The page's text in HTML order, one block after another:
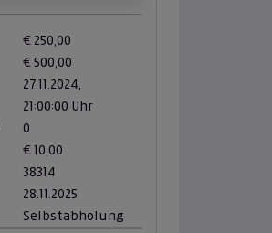
€ 250,00
€ 500,00
27.11.2024,
21:00:00 Uhr
0
€ 10,00
38314
28.11.2025
Selbstabholung